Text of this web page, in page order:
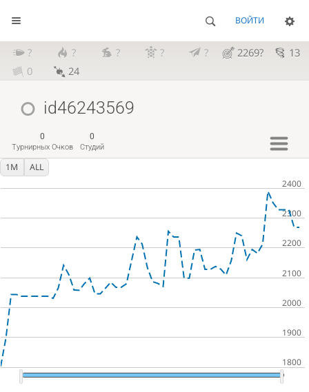
ВОЙТИ
? ? ? ? ? 2269?
13
0
24
id46243569
0
Турнирных Очков
0
Студий
1M ALL